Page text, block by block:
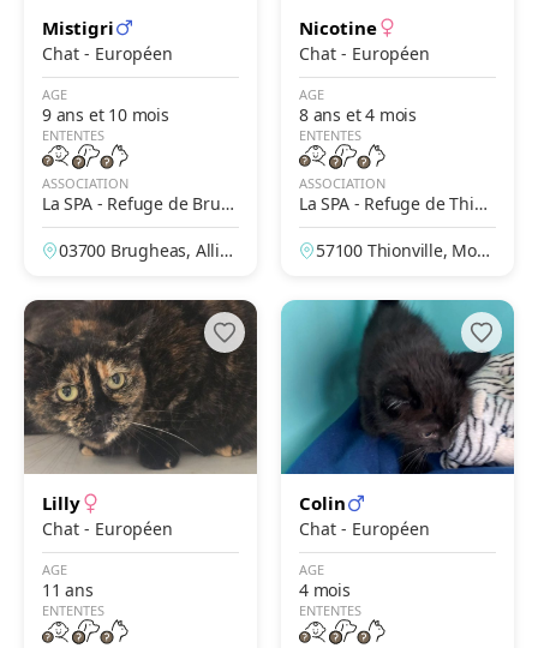
Mistigri
Chat - Européen
AGE
9 ans et 10 mois
ENTENTES
ASSOCIATION
La SPA - Refuge de Brug
heas – Vichy
03700 Brugheas, Allier,
Nicotine
Chat - Européen
AGE
8 ans et 4 mois
ENTENTES
ASSOCIATION
La SPA - Refuge de Thion
ville
57100 Thionville, Mose
Lilly
Chat - Européen
AGE
11 ans
ENTENTES
Colin
Chat - Européen
AGE
4 mois
ENTENTES